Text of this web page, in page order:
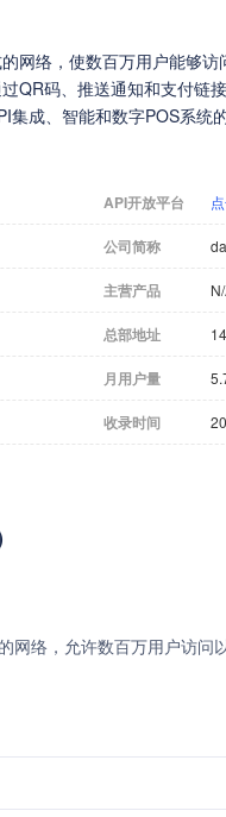
网络，使数百万用户能够
QR码、推送通知和支付链
成、智能和数字POS系统
API开放平台
公司简称
主营产品
总部地址
月用户量
收录时间
网络，允许数百万用户访问